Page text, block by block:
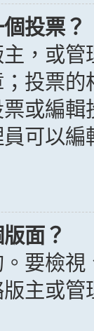
投票？
，或
投票
或編
可以
面？
要檢
主或管